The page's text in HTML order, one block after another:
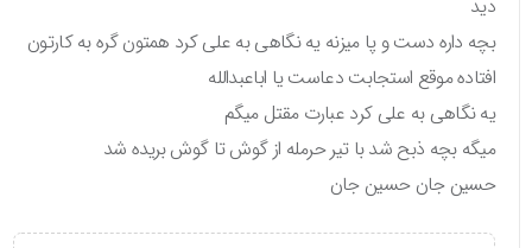
دید
بچه داره دست و پا میزنه یه نگاهی به علی کرد همتون گره به کارتون
افتاده موقع استجابت دعاست یا اباعبدالله
یه نگاهی به علی کرد عبارت مقتل میگم
میگه بچه ذبح شد با تیر حرمله از گوش تا گوش بریده شد
حسین جان حسین جان